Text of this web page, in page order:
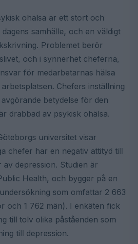
ohälsa är ett stort och
samhälle, och en väldigt
Problemet berör
och i synnerhet cheferna,
för medarbetarnas hälsa
Chefers inställning
betydelse för den
drabbad av psykisk ohälsa.
universitet visar
chefer har en negativ attityd till
av depression. Studien är
Health, och bygger på en
som omfattar 2 663
och 1 762 män). I enkäten fick
till tolv olika påståenden som
till depression.